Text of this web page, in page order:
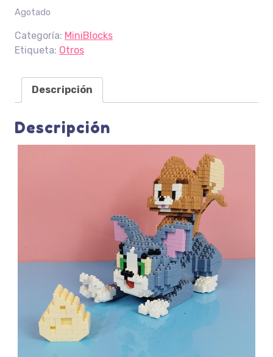
Agotado
Categoría: MiniBlocks
Etiqueta: Otros
Descripción
Descripción